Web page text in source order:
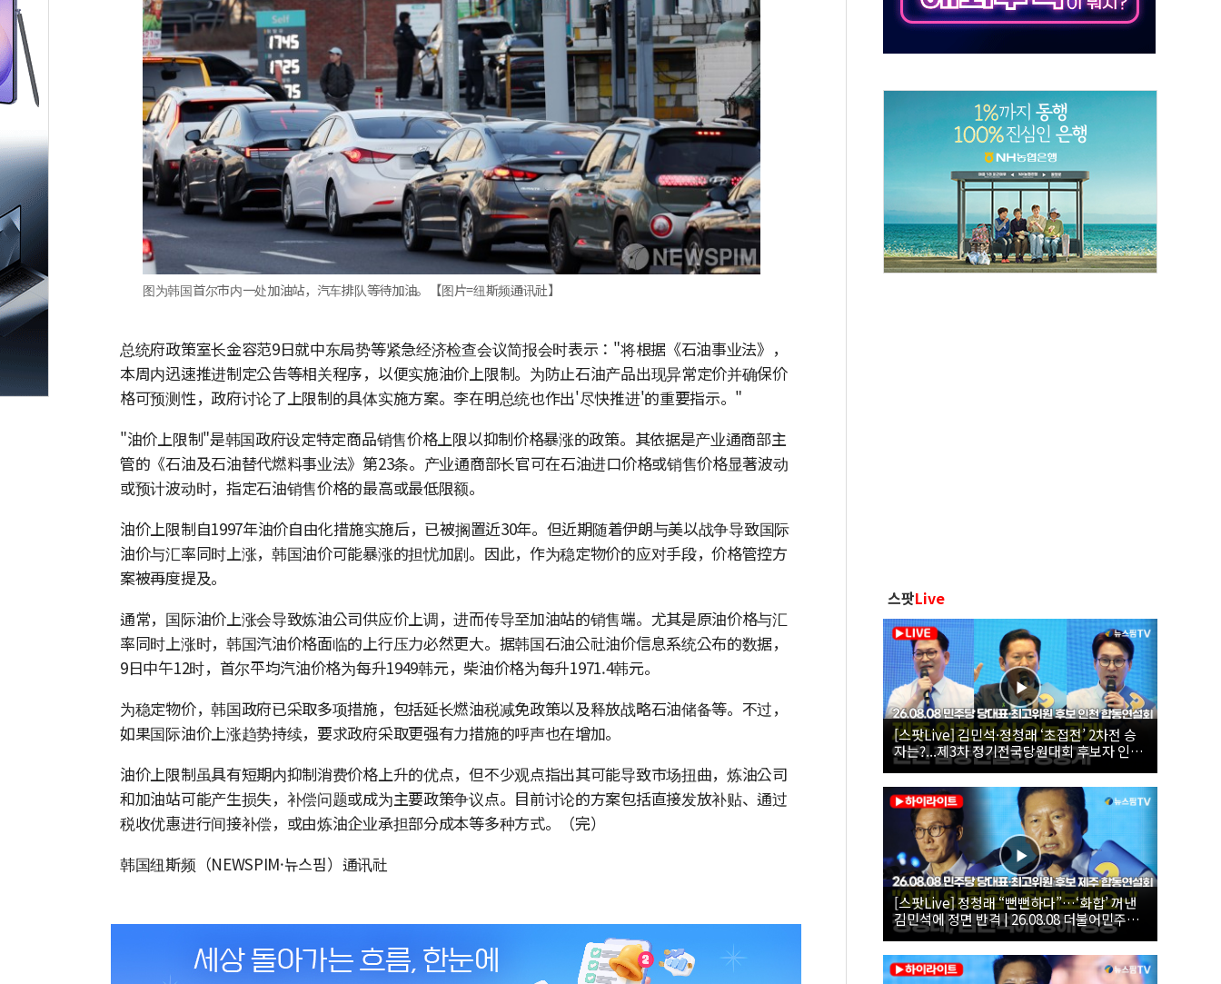
李대통령, 'ISA·주가누르기 방지법' 전면 재검토 지시
图为韩国首尔市内一处加油站，汽车排队等待加油。【图片=纽斯频通讯社】
总统府政策室长金容范9日就中东局势等紧急经济检查会议简报会时表示："将根据《石油事业法》，
本周内迅速推进制定公告等相关程序，以便实施油价上限制。为防止石油产品出现异常定价并确保价
格可预测性，政府讨论了上限制的具体实施方案。李在明总统也作出'尽快推进'的重要指示。"
"油价上限制"是韩国政府设定特定商品销售价格上限以抑制价格暴涨的政策。其依据是产业通商部主
管的《石油及石油替代燃料事业法》第23条。产业通商部长官可在石油进口价格或销售价格显著波动
或预计波动时，指定石油销售价格的最高或最低限额。
油价上限制自1997年油价自由化措施实施后，已被搁置近30年。但近期随着伊朗与美以战争导致国际
油价与汇率同时上涨，韩国油价可能暴涨的担忧加剧。因此，作为稳定物价的应对手段，价格管控方
案被再度提及。
通常，国际油价上涨会导致炼油公司供应价上调，进而传导至加油站的销售端。尤其是原油价格与汇
率同时上涨时，韩国汽油价格面临的上行压力必然更大。据韩国石油公社油价信息系统公布的数据，
9日中午12时，首尔平均汽油价格为每升1949韩元，柴油价格为每升1971.4韩元。
为稳定物价，韩国政府已采取多项措施，包括延长燃油税减免政策以及释放战略石油储备等。不过，
如果国际油价上涨趋势持续，要求政府采取更强有力措施的呼声也在增加。
油价上限制虽具有短期内抑制消费价格上升的优点，但不少观点指出其可能导致市场扭曲，炼油公司
和加油站可能产生损失，补偿问题或成为主要政策争议点。目前讨论的方案包括直接发放补贴、通过
税收优惠进行间接补偿，或由炼油企业承担部分成本等多种方式。（完）
韩国纽斯频（NEWSPIM·뉴스핌）通讯社
스팟Live
[스팟Live] 김민석·정청래 ‘초접전’ 2차전 승
자는?...제3차 정기전국당원대회 후보자 인천
합동연설회 생중계 | 26.08.08
[스팟Live] 정청래 “뻔뻔하다”…‘화합’ 꺼낸
김민석에 정면 반격 | 26.08.08 더불어민주당
당대표·최고위원 후보 제주 합동연설회